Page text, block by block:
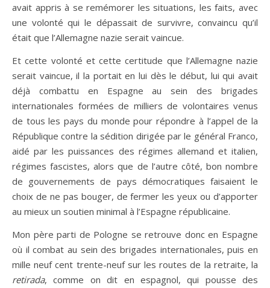
avait appris à se remémorer les situations, les faits, avec
une volonté qui le dépassait de survivre, convaincu qu’il
était que l’Allemagne nazie serait vaincue.
Et cette volonté et cette certitude que l’Allemagne nazie
serait vaincue, il la portait en lui dès le début, lui qui avait
déjà combattu en Espagne au sein des brigades
internationales formées de milliers de volontaires venus
de tous les pays du monde pour répondre à l’appel de la
République contre la sédition dirigée par le général Franco,
aidé par les puissances des régimes allemand et italien,
régimes fascistes, alors que de l’autre côté, bon nombre
de gouvernements de pays démocratiques faisaient le
choix de ne pas bouger, de fermer les yeux ou d’apporter
au mieux un soutien minimal à l’Espagne républicaine.
Mon père parti de Pologne se retrouve donc en Espagne
où il combat au sein des brigades internationales, puis en
mille neuf cent trente-neuf sur les routes de la retraite, la
retirada, comme on dit en espagnol, qui pousse des